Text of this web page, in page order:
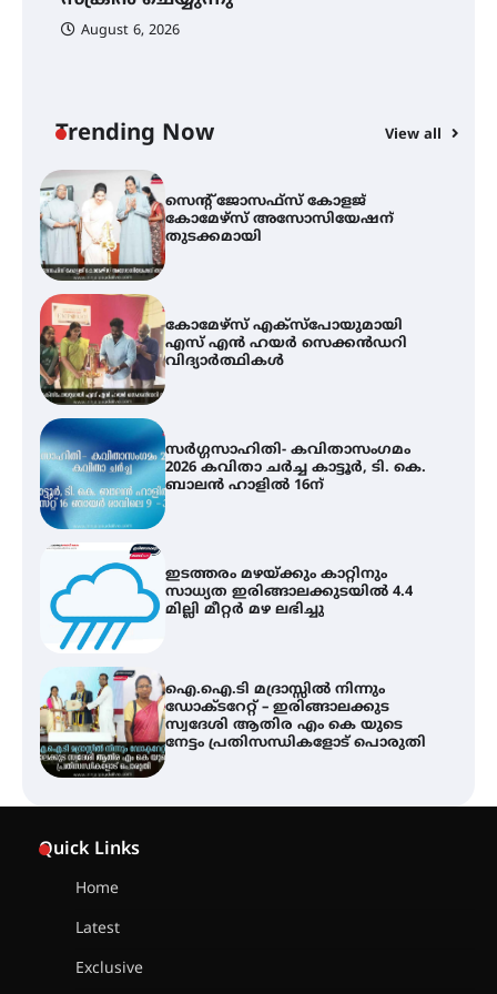
August 6, 2026
Trending Now View all
വെള്ളിയാഴ്ച സ്‌ക്രീൻ ചെയ്യുന്നു
സെന്റ് ജോസഫ്സ് കോളജ്
കോമേഴ്‌സ് അസോസിയേഷന്
തുടക്കമായി
കോമേഴ്സ് എക്സ്പോയുമായി
എസ് എൻ ഹയർ സെക്കൻഡറി
വിദ്യാർത്ഥികൾ
സർഗ്ഗസാഹിതി- കവിതാസംഗമം
2026 കവിതാ ചർച്ച കാട്ടൂർ, ടി. കെ.
ബാലൻ ഹാളിൽ 16ന്
ഇടത്തരം മഴയ്ക്കും കാറ്റിനും
സാധ്യത ഇരിങ്ങാലക്കുടയിൽ 4.4
മില്ലി മീറ്റർ മഴ ലഭിച്ചു
ഐ.ഐ.ടി മദ്രാസ്സിൽ നിന്നും
ഡോക്ടറേറ്റ് – ഇരിങ്ങാലക്കുട
സ്വദേശി ആതിര എം കെ യുടെ
നേട്ടം പ്രതിസന്ധികളോട് പൊരുതി
Quick Links
Home
Latest
Exclusive